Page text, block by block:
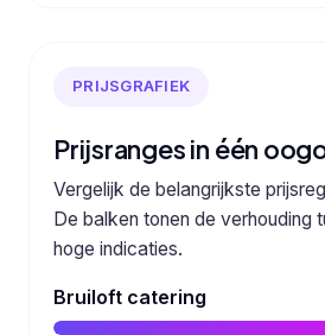
PRIJSGRAFIEK
Prijsranges in één
Vergelijk de belangrijkste
De balken tonen de verhouding
hoge indicaties.
Bruiloft catering